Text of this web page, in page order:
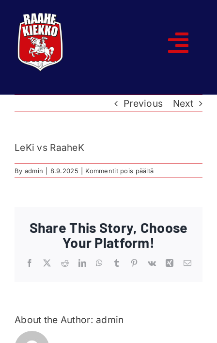
content
Joukkueet
Ottelut
Kumppanit
Ajankohtaista
Liput
Previous Next
LeKi vs RaaheK
By admin 8.9.2025 Kommentit pois päältäartikkelissa
LeKi
Share This Story, Choose
Your Platform!
Facebook RedditLinkedInWhatsApp
Tumblr Pinterest
Vk XingEmail
About the Author: admin